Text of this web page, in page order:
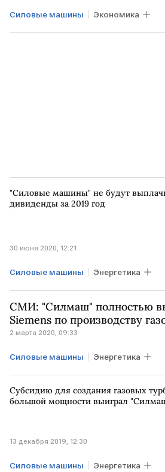
Силовые машины Экономика
Промышленность РОССИЯ
"Силовые машины" не будут
дивиденды за 2019 год
30 июня 2020, 12:21
Силовые машины Энергетика
дивиденды
СМИ: "Силмаш" полностью
Siemens по производству
2 марта 2020, 09:33
Силовые машины Энергетика
Экономика Промышленность
Siemens газовые турбины
Субсидию для создания газовых
большой мощности выиграл
13 декабря 2019, 12:30
Силовые машины Энергетика